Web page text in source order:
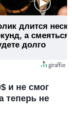
длится
а
долго
и не смог
теперь не